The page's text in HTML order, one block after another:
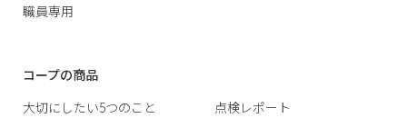
職員専用
コープの商品
大切にしたい5つのこと
点検レポート